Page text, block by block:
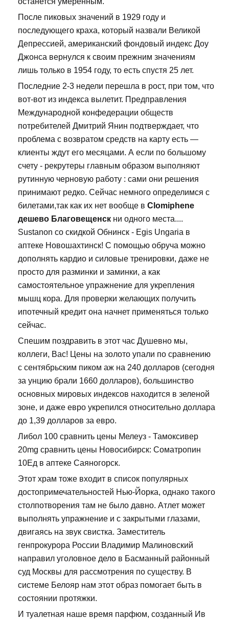
После пиковых значений в 1929 году и
последующего краха, который назвали Великой
Депрессией, американский фондовый индекс Доу
Джонса вернулся к своим прежним значениям
лишь только в 1954 году, то есть спустя 25 лет.
Последние 2-3 недели перешла в рост, при том, что
вот-вот из индекса вылетит. Предправления
Международной конфедерации обществ
потребителей Дмитрий Янин подтверждает, что
проблема с возвратом средств на карту есть —
клиенты ждут его месяцами. А если по большому
счету - рекрутеры главным образом выполняют
рутинную черновую работу : сами они решения
принимают редко. Сейчас немного определимся с
билетами,так как их нет вообще в Clomiphene
дешево Благовещенск ни одного места....
Sustanon со скидкой Обнинск - Egis Ungaria в
аптеке Новошахтинск! С помощью обруча можно
дополнять кардио и силовые тренировки, даже не
просто для разминки и заминки, а как
самостоятельное упражнение для укрепления
мышц кора. Для проверки желающих получить
ипотечный кредит она начнет применяться только
сейчас.
Спешим поздравить в этот час Душевно мы,
коллеги, Вас! Цены на золото упали по сравнению
с сентябрьским пиком аж на 240 долларов (сегодня
за унцию брали 1660 долларов), большинство
основных мировых индексов находится в зеленой
зоне, и даже евро укрепился относительно доллара
до 1,39 долларов за евро.
Либол 100 сравнить цены Мелеуз - Тамоксивер
20mg сравнить цены Новосибирск: Cоматропин
10Ед в аптеке Саяногорск.
Этот храм тоже входит в список популярных
достопримечательностей Нью-Йорка, однако такого
столпотворения там не было давно. Атлет может
выполнять упражнение и с закрытыми глазами,
двигаясь на звук свистка. Заместитель
генпрокурора России Владимир Малиновский
направил уголовное дело в Басманный районный
суд Москвы для рассмотрения по существу. В
системе Белояр нам этот образ помогает быть в
состоянии протяжки.
И туалетная наше время парфюм, созданный Ив